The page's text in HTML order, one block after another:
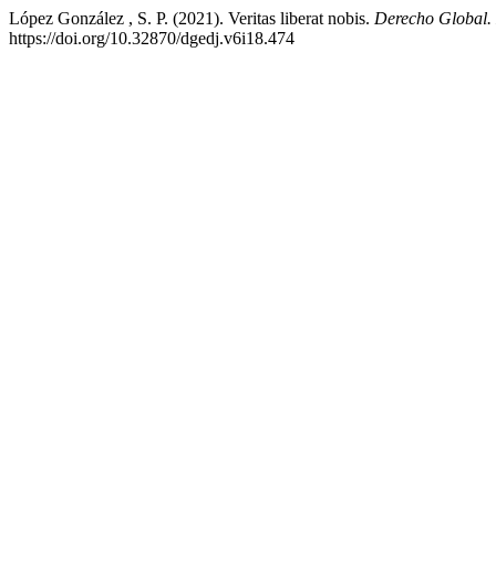
López González , S. P. (2021). Veritas liberat nobis. Derecho Global.
https://doi.org/10.32870/dgedj.v6i18.474